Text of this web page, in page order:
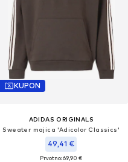
KUPON
ADIDAS ORIGINALS
Sweater majica 'Adicolor Classics'
49,41 €
Prvotno: 69,90 €